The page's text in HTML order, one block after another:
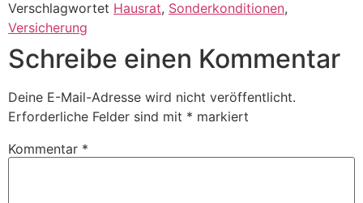
Verschlagwortet Hausrat, Sonderkonditionen,
Versicherung
Schreibe einen Kommentar
Deine E-Mail-Adresse wird nicht veröffentlicht.
Erforderliche Felder sind mit * markiert
Kommentar *